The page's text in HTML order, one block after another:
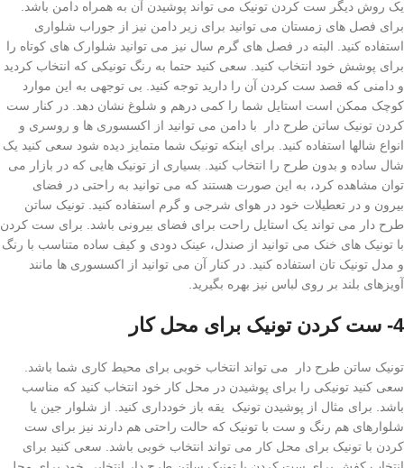
یک روش دیگر ست کردن تونیک می تواند پوشیدن آن به همراه دامن باشد.
برای فصل های زمستان می توانید برای زیر دامن نیز از جوراب شلواری
استفاده کنید. البته در فصل های گرم سال نیز می توانید شلوارک های کوتاه را
برای پوشش خود انتخاب کنید. سعی کنید حتما به رنگ تونیکی که انتخاب کردید
و دامنی که قصد ست کردن آن را دارید توجه کنید. بی توجهی به این موارد
کوچک ممکن است استایل شما را کمی درهم و شلوغ نشان دهد. در کنار ست
کردن تونیک ساتن طرح دار با دامن می توانید از اکسسوری ها و روسری و
انواع شالها استفاده کنید. برای اینکه تونیک شما متمایز دیده شود سعی کنید یک
شال ساده و بدون طرح را انتخاب کنید. بسیاری از تونیک هایی که در بازار می
توان مشاهده کرد، به این صورت هستند که می توانید به راحتی در فضای
بیرون و در تعطیلات خود در هوای شرجی و گرم استفاده کنید. تونیک ساتن
طرح دار می تواند یک استایل راحت برای فضای بیرونی باشد. برای ست کردن
با تونیک های خنک می توانید از صندل، عینک دودی و کیف ساده متناسب با رنگ
و مدل تونیک تان استفاده کنید. در کنار آن می توانید از اکسسوری ها مانند
آویزهای بلند بر روی لباس نیز بهره بگیرید.
4- ست کردن تونیک برای محل کار
تونیک ساتن طرح دار می تواند انتخاب خوبی برای محیط کاری شما باشد.
سعی کنید تونیکی را برای پوشیدن در محل کار خود انتخاب کنید که مناسب
باشد. برای مثال از پوشیدن تونیک یقه باز خودداری کنید. از شلوار جین یا
شلوارهای هم رنگ و ست با تونیک که حالت راحتی هم دارند نیز برای ست
کردن با تونیک برای محل کار می تواند انتخاب خوبی باشد. سعی کنید برای